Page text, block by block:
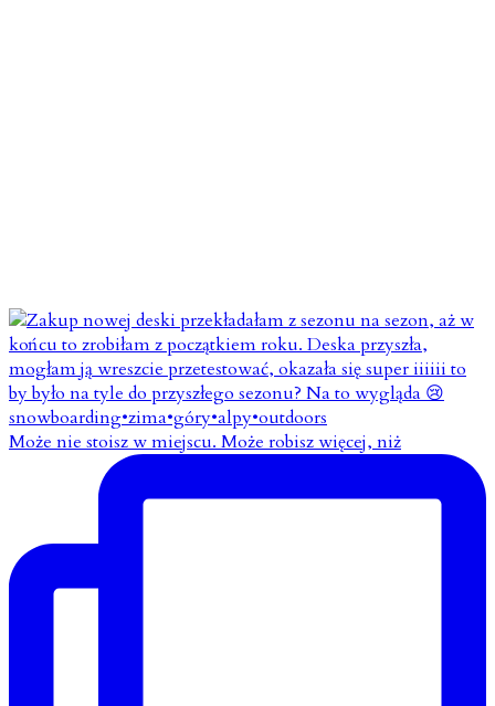
Może nie stoisz w miejscu. Może robisz więcej, niż